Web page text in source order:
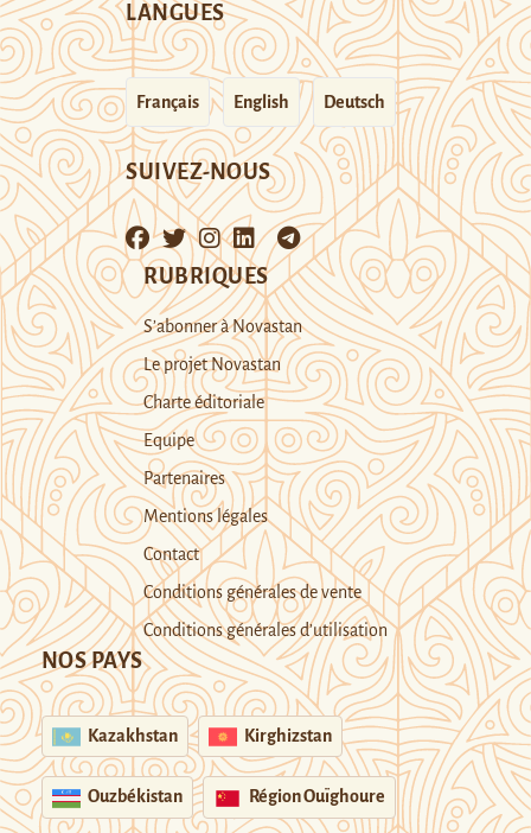
LANGUES
Français English Deutsch
SUIVEZ-NOUS
RUBRIQUES
S’abonner à Novastan
Le projet Novastan
Charte éditoriale
Equipe
Partenaires
Mentions légales
Contact
Conditions générales de vente
Conditions générales d’utilisation
NOS PAYS
Kazakhstan Kirghizstan
Ouzbékistan Région Ouïghoure